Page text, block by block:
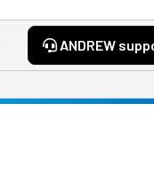
ANDREW